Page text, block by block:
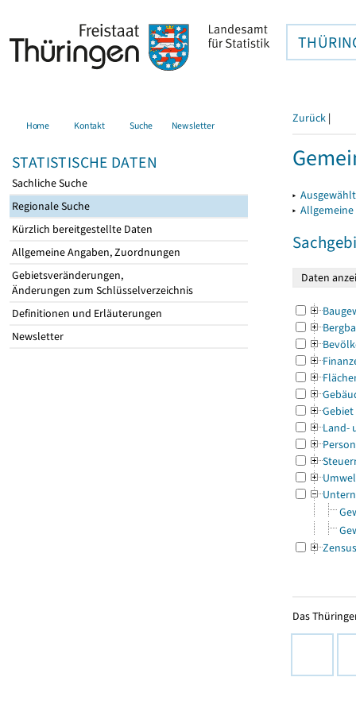
Home Kontakt Suche Newsletter
STATISTISCHE DATEN
Sachliche Suche
Regionale Suche
Kürzlich bereitgestellte Daten
Allgemeine Angaben, Zuordnungen
Gebietsveränderungen,
Änderungen zum Schlüsselverzeichnis
Definitionen und Erläuterungen
Newsletter
Zurück |
▸
▸
Gebiet
Land-
Zensus
Das